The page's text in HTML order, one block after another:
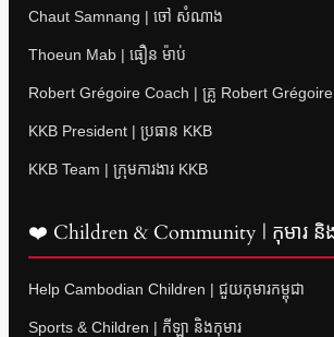
Chaut Samnang | ចៅ សំណាង
Thoeun Mab | ធឿន ម៉ាប់
Robert Grégoire Coach | គ្រូ Robert Grégoire
KKB President | ប្រធាន KKB
KKB Team | ក្រុមការងារ KKB
❤️ Children & Community | កុមារ
Help Cambodian Children | ជួយកុមារកម្ពុជា
Sports & Children | កីឡា និងកុមារ